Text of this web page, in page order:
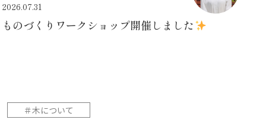
2026.07.31
ものづくりワークショップ開催しました
＃木について